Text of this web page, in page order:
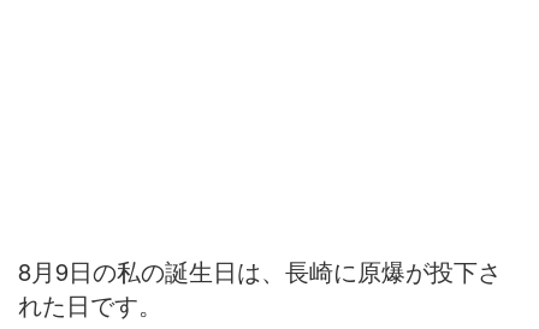
8月9日の私の誕生日は、長崎に原爆が投下さ
れた日です。